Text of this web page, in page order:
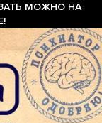
МОЖНО НА